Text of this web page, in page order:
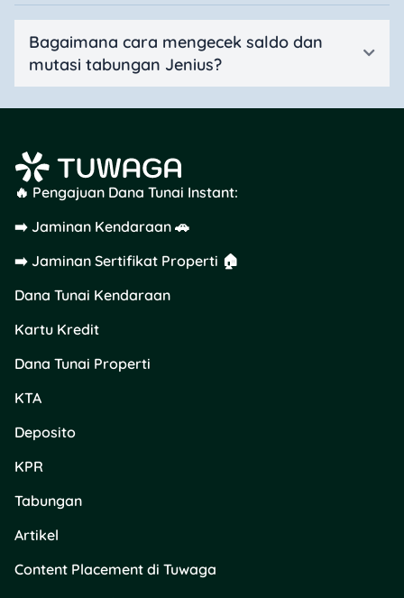
Bagaimana cara mengecek saldo dan
mutasi tabungan Jenius?
🔥 Pengajuan Dana Tunai Instant:
➡️ Jaminan Kendaraan 🚗
➡️ Jaminan Sertifikat Properti 🏠
Dana Tunai Kendaraan
Kartu Kredit
Dana Tunai Properti
KTA
Deposito
KPR
Tabungan
Artikel
Content Placement di Tuwaga